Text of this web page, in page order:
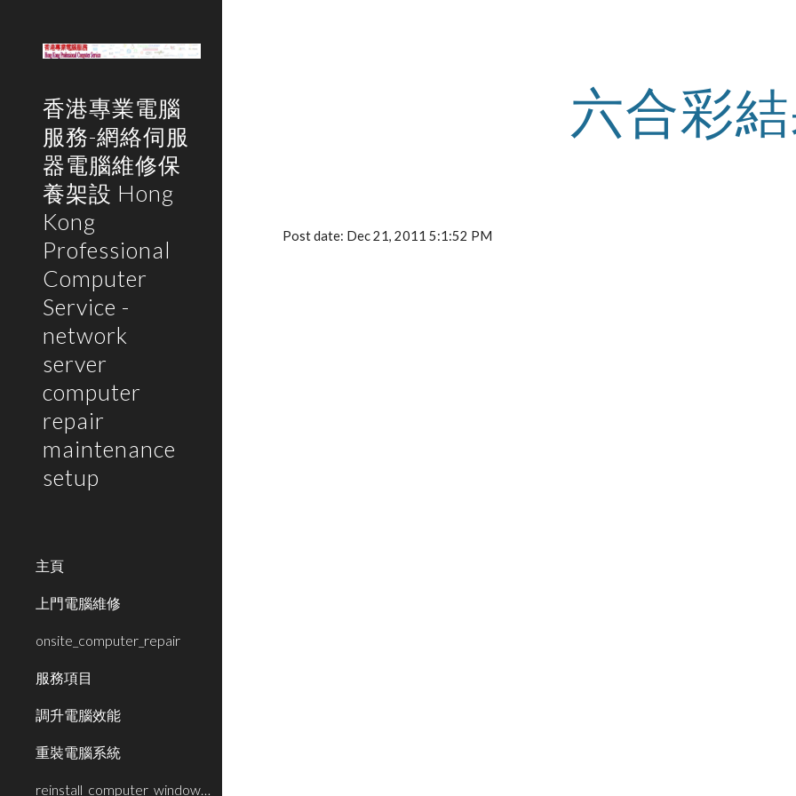
香港專業電腦
服務-網絡伺服
器電腦維修保
養架設 Hong
Kong
Professional
Computer
Service -
network
server
computer
repair
maintenance
setup
主頁
上門電腦維修
onsite_computer_repair
服務項目
調升電腦效能
重裝電腦系統
六合彩
Post date: Dec 21, 2011 5:1:52 PM